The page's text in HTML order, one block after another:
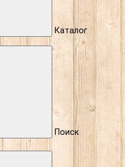
Каталог
Поиск